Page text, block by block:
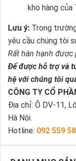
kho hàng của
Lưu ý: Trong
yêu cầu chúng tôi
Rất hân hạnh được
Để được hỗ trợ và
hệ với chúng tôi
CÔNG TY CỔ
Địa chỉ: Ô DV-11,
Hà Nội.
Hotline: 092 559